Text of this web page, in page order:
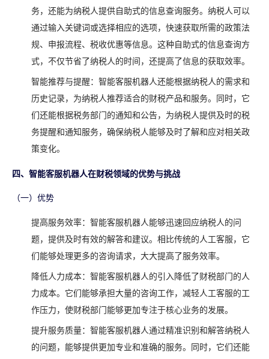
务，还能为纳税人提供自助式的信息查询服务。纳税人可以
通过输入关键词或选择相应的选项，快速获取所需的政策法
规、申报流程、税收优惠等信息。这种自助式的信息查询方
式，不仅节省了纳税人的时间，还提高了信息的获取效率。
智能推荐与提醒：智能客服机器人还能根据纳税人的需求和
历史记录，为纳税人推荐适合的财税产品和服务。同时，它
们还能根据税务部门的通知和公告，为纳税人提供及时的税
务提醒和通知服务，确保纳税人能够及时了解和应对相关政
策变化。
四、智能客服机器人在财税领域的优势与挑战
（一）优势
提高服务效率：智能客服机器人能够迅速回应纳税人的问
题，提供及时有效的解答和建议。相比传统的人工客服，它
们能够处理更多的咨询请求，大大提高了服务效率。
降低人力成本：智能客服机器人的引入降低了财税部门的人
力成本。它们能够承担大量的咨询工作，减轻人工客服的工
作压力，使财税部门能够更加专注于核心业务的发展。
提升服务质量：智能客服机器人通过精准识别和解答纳税人
的问题，能够提供更加专业和准确的服务。同时，它们还能